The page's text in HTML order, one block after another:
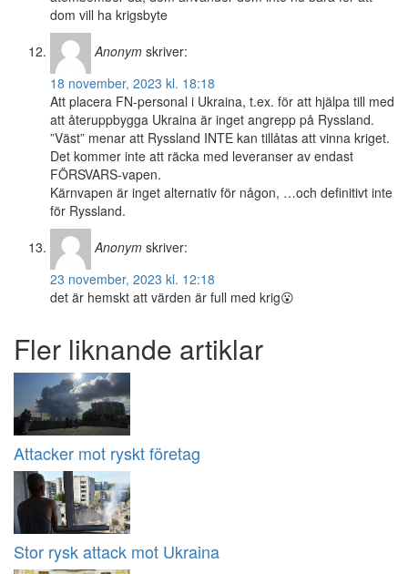
dom vill ha krigsbyte
Anonym skriver:
18 november, 2023 kl. 18:18
Att placera FN-personal i Ukraina, t.ex. för att hjälpa till med
att återuppbygga Ukraina är inget angrepp på Ryssland.
”Väst” menar att Ryssland INTE kan tillåtas att vinna kriget.
Det kommer inte att räcka med leveranser av endast
FÖRSVARS-vapen.
Kärnvapen är inget alternativ för någon, …och definitivt inte
för Ryssland.
Anonym skriver:
23 november, 2023 kl. 12:18
det är hemskt att värden är full med krig😮
Fler liknande artiklar
Attacker mot ryskt företag
Stor rysk attack mot Ukraina